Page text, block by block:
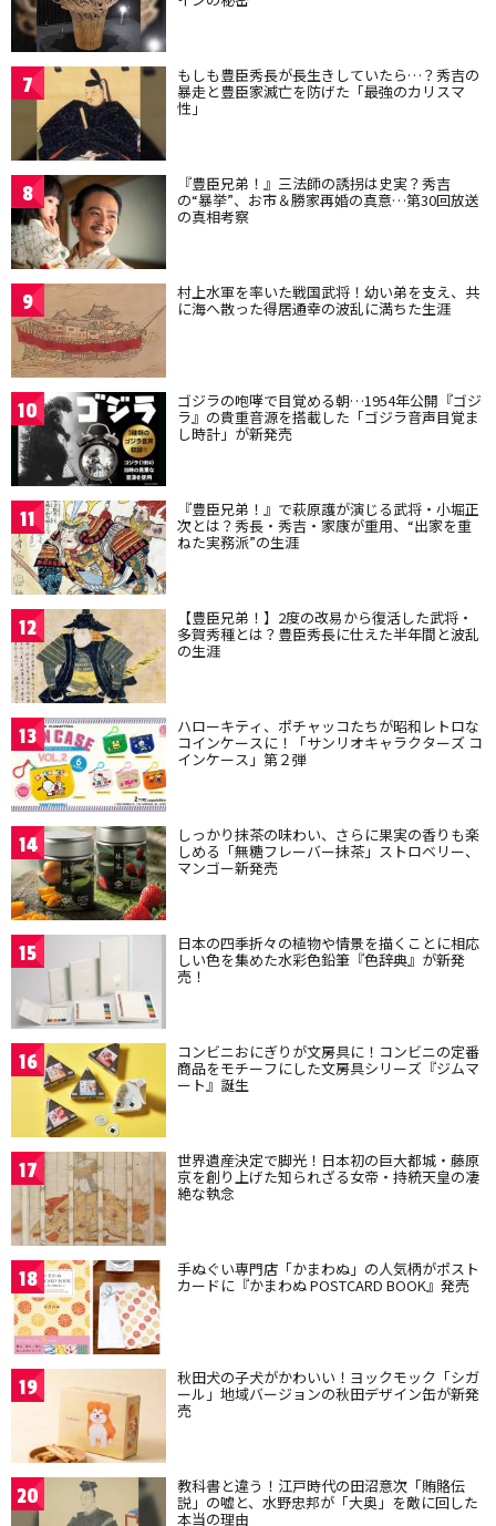
7 もしも豊臣秀長が長生きしていたら…？秀吉の
暴走と豊臣家滅亡を防げた「最強のカリスマ
性」
8 『豊臣兄弟！』三法師の誘拐は史実？秀吉
の“暴挙”、お市＆勝家再婚の真意…第30回放送
の真相考察
9 村上水軍を率いた戦国武将！幼い弟を支え、共
に海へ散った得居通幸の波乱に満ちた生涯
10 ゴジラの咆哮で目覚める朝…1954年公開『ゴジ
ラ』の貴重音源を搭載した「ゴジラ音声目覚ま
し時計」が新発売
11 『豊臣兄弟！』で萩原護が演じる武将・小堀正
次とは？秀長・秀吉・家康が重用、“出家を重
ねた実務派”の生涯
12 【豊臣兄弟！】2度の改易から復活した武将・
多賀秀種とは？豊臣秀長に仕えた半年間と波乱
の生涯
13 ハローキティ、ポチャッコたちが昭和レトロな
コインケースに！「サンリオキャラクターズ コ
インケース」第２弾
14 しっかり抹茶の味わい、さらに果実の香りも楽
しめる「無糖フレーバー抹茶」ストロベリー、
マンゴー新発売
15 日本の四季折々の植物や情景を描くことに相応
しい色を集めた水彩色鉛筆『色辞典』が新発
売！
16 コンビニおにぎりが文房具に！コンビニの定番
商品をモチーフにした文房具シリーズ『ジムマ
ート』誕生
17 世界遺産決定で脚光！日本初の巨大都城・藤原
京を創り上げた知られざる女帝・持統天皇の凄
絶な執念
18 手ぬぐい専門店「かまわぬ」の人気柄がポスト
カードに『かまわぬ POSTCARD BOOK』発売
19 秋田犬の子犬がかわいい！ヨックモック「シガ
ール」地域バージョンの秋田デザイン缶が新発
売
20 教科書と違う！江戸時代の田沼意次「賄賂伝
説」の嘘と、水野忠邦が「大奥」を敵に回した
本当の理由